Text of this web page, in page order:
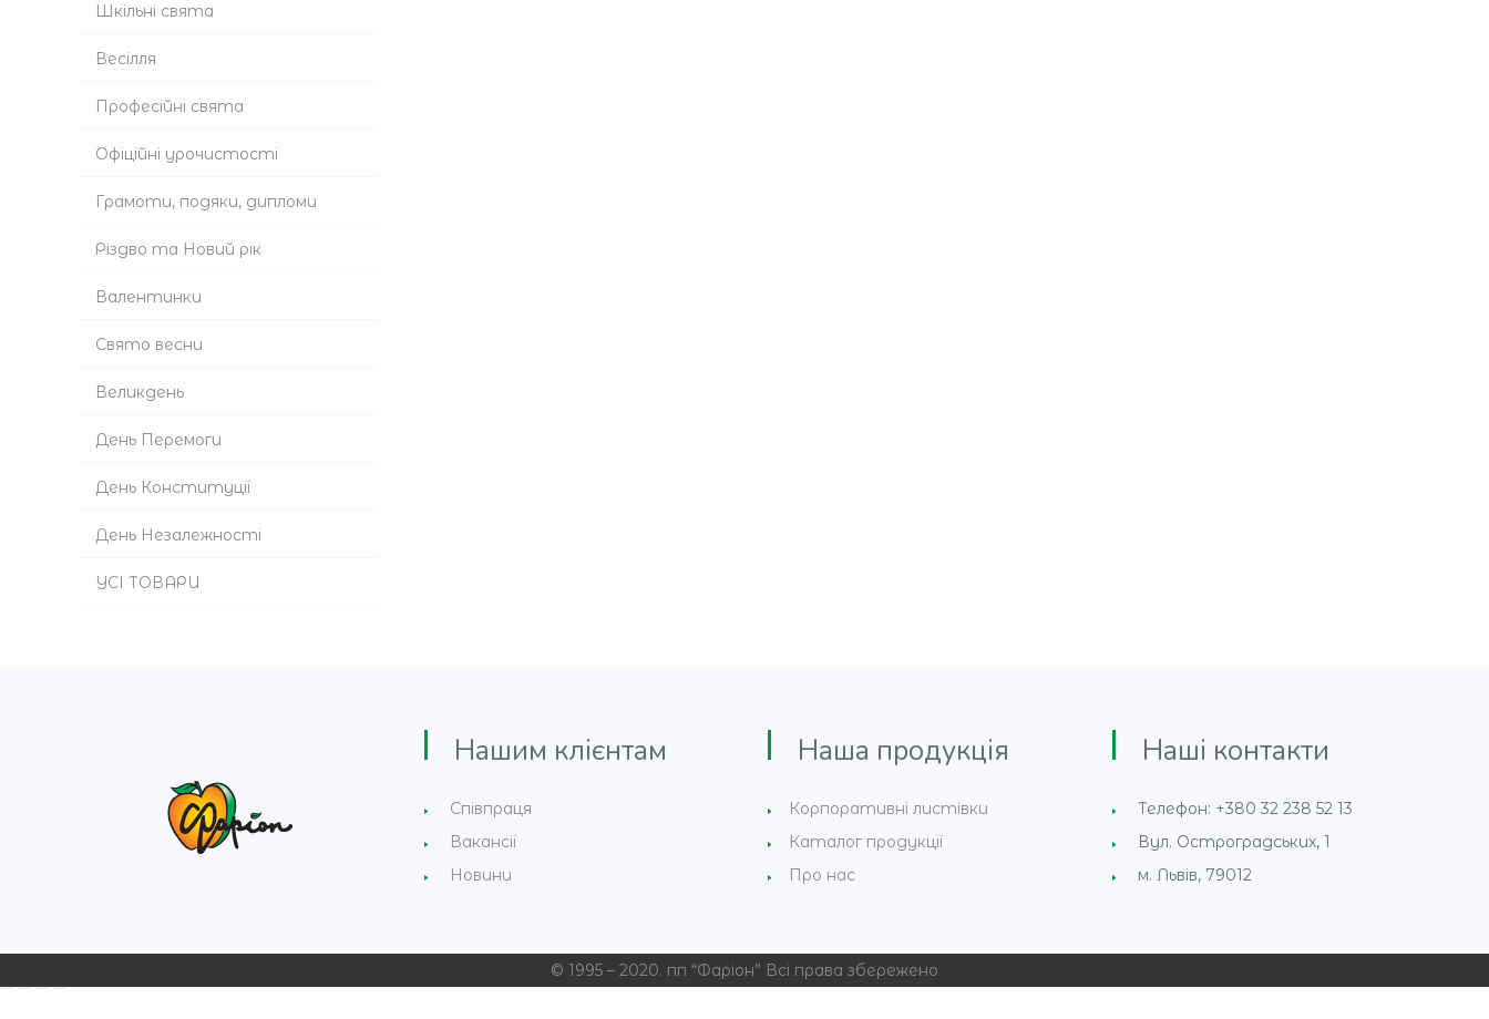
Шкільні свята
Весілля
Професійні свята
Офіційні урочистості
Грамоти, подяки, дипломи
Різдво та Новий рік
Валентинки
Cвято весни
Великдень
День Перемоги
День Конституції
День Незалежності
УСІ ТОВАРИ
Нашим клієнтам
Співпраця
Вакансії
Новини
Наша продукція
Корпоративні листівки
Каталог продукції
Про нас
Наші контакти
Телефон: +380 32 238 52 13
Вул. Остроградських, 1
м. Львів, 79012
© 1995 – 2020. пп “Фаріон” Всі права збережено